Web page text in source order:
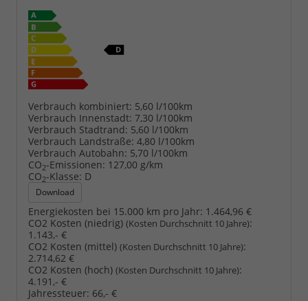
Verbrauch kombiniert: 5,60 l/100km
Verbrauch Innenstadt: 7,30 l/100km
Verbrauch Stadtrand: 5,60 l/100km
Verbrauch Landstraße: 4,80 l/100km
Verbrauch Autobahn: 5,70 l/100km
CO2-Emissionen: 127,00 g/km
CO2-Klasse: D
Download
Energiekosten bei 15.000 km pro Jahr: 1.464,96 €
CO2 Kosten (niedrig) (Kosten Durchschnitt 10 Jahre):
1.143,- €
CO2 Kosten (mittel) (Kosten Durchschnitt 10 Jahre):
2.714,62 €
CO2 Kosten (hoch) (Kosten Durchschnitt 10 Jahre):
4.191,- €
Jahressteuer: 66,- €